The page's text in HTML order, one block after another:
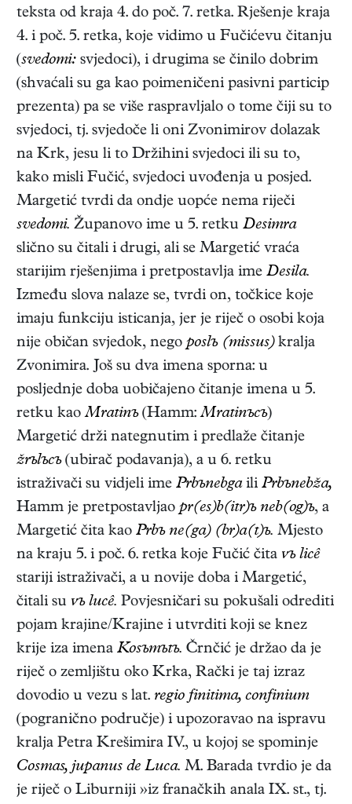
teksta od kraja 4. do poč. 7. retka. Rješenje kraja
4. i poč. 5. retka, koje vidimo u Fučićevu čitanju
(svedomi: svjedoci), i drugima se činilo dobrim
(shvaćali su ga kao poimeničeni pasivni particip
prezenta) pa se više raspravljalo o tome čiji su to
svjedoci, tj. svjedoče li oni Zvonimirov dolazak
na Krk, jesu li to Držihini svjedoci ili su to,
kako misli Fučić, svjedoci uvođenja u posjed.
Margetić tvrdi da ondje uopće nema riječi
svedomi. Županovo ime u 5. retku Desimra
slično su čitali i drugi, ali se Margetić vraća
starijim rješenjima i pretpostavlja ime Desila.
Između slova nalaze se, tvrdi on, točkice koje
imaju funkciju isticanja, jer je riječ o osobi koja
nije običan svjedok, negoposlъ (missus)kralja
Zvonimira. Još su dva imena sporna: u
posljednje doba uobičajeno čitanje imena u 5.
retku kaoMratinъ(Hamm:Mratinъcъ)
Margetić drži nategnutim i predlaže čitanje
žrъlъcъ(ubirač podavanja), a u 6. retku
istraživači su vidjeli ime Prbъnebgaili Prbъnebža,
Hamm je pretpostavljaopr(es)b(itr)ъ neb(og)ъ, a
Margetić čita kao Prbъ ne(ga) (br)a(t)ъ. Mjesto
na kraju 5. i poč. 6. retka koje Fučić čita νъ licê
stariji istraživači, a u novije doba i Margetić,
čitali su νъ lucê. Povjesničari su pokušali odrediti
pojam krajine/Krajine i utvrditi koji se knez
krije iza imena Kosъmъtъ. Črnčić je držao da je
riječ o zemljištu oko Krka, Rački je taj izraz
dovodio u vezu s lat. regio finitima, confinium
(pogranično područje) i upozoravao na ispravu
kralja Petra Krešimira IV., u kojoj se spominje
Cosmas, jupanus de Luca. M. Barada tvrdio je da
je riječ o Liburniji »iz franačkih anala IX. st., tj.